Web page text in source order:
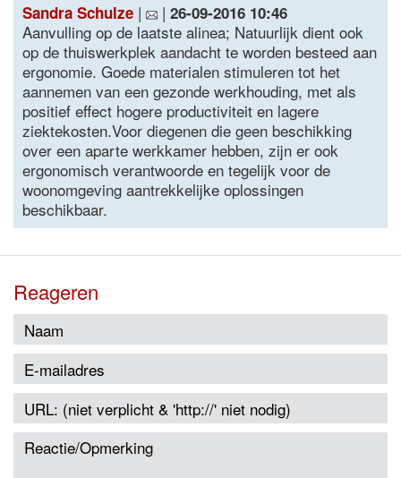
Sandra Schulze | | 26-09-2016 10:46
Aanvulling op de laatste alinea; Natuurlijk dient ook
op de thuiswerkplek aandacht te worden besteed aan
ergonomie. Goede materialen stimuleren tot het
aannemen van een gezonde werkhouding, met als
positief effect hogere productiviteit en lagere
ziektekosten.Voor diegenen die geen beschikking
over een aparte werkkamer hebben, zijn er ook
ergonomisch verantwoorde en tegelijk voor de
woonomgeving aantrekkelijke oplossingen
beschikbaar.
Reageren